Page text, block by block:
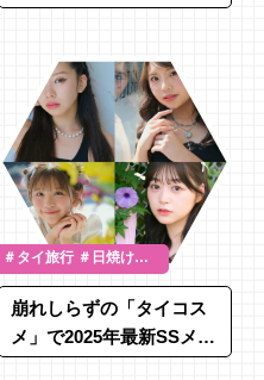
＃タイ旅行 ＃日焼け対
策 ＃タイコスメ
崩れしらずの「タイコス
メ」で2025年最新SSメイ